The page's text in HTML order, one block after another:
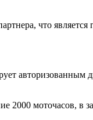
что является
2000 моточасов, в